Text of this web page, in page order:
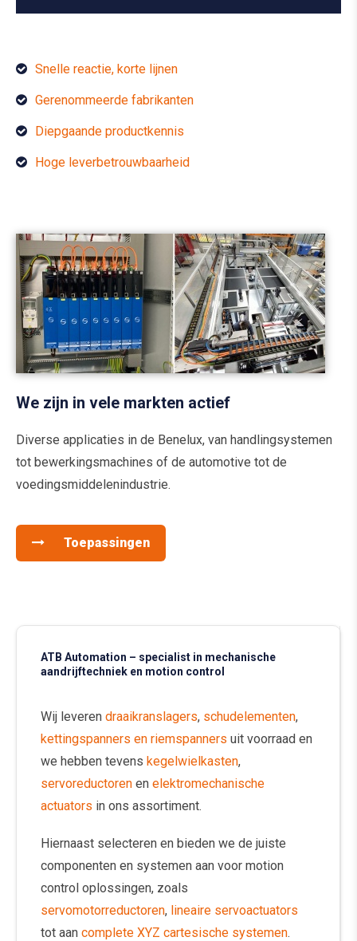
Snelle reactie, korte lijnen
Gerenommeerde fabrikanten
Diepgaande productkennis
Hoge leverbetrouwbaarheid
We zijn in vele markten actief
Diverse applicaties in de Benelux, van handlingsystemen
tot bewerkingsmachines of de automotive tot de
voedingsmiddelenindustrie.
Toepassingen
ATB Automation – specialist in mechanische
aandrijftechniek en motion control
Wij leveren draaikranslagers, schudelementen,
kettingspanners en riemspanners uit voorraad en
we hebben tevens kegelwielkasten,
servoreductoren en elektromechanische
actuators in ons assortiment.
Hiernaast selecteren en bieden we de juiste
componenten en systemen aan voor motion
control oplossingen, zoals
servomotorreductoren, lineaire servoactuators
tot aan complete XYZ cartesische systemen.